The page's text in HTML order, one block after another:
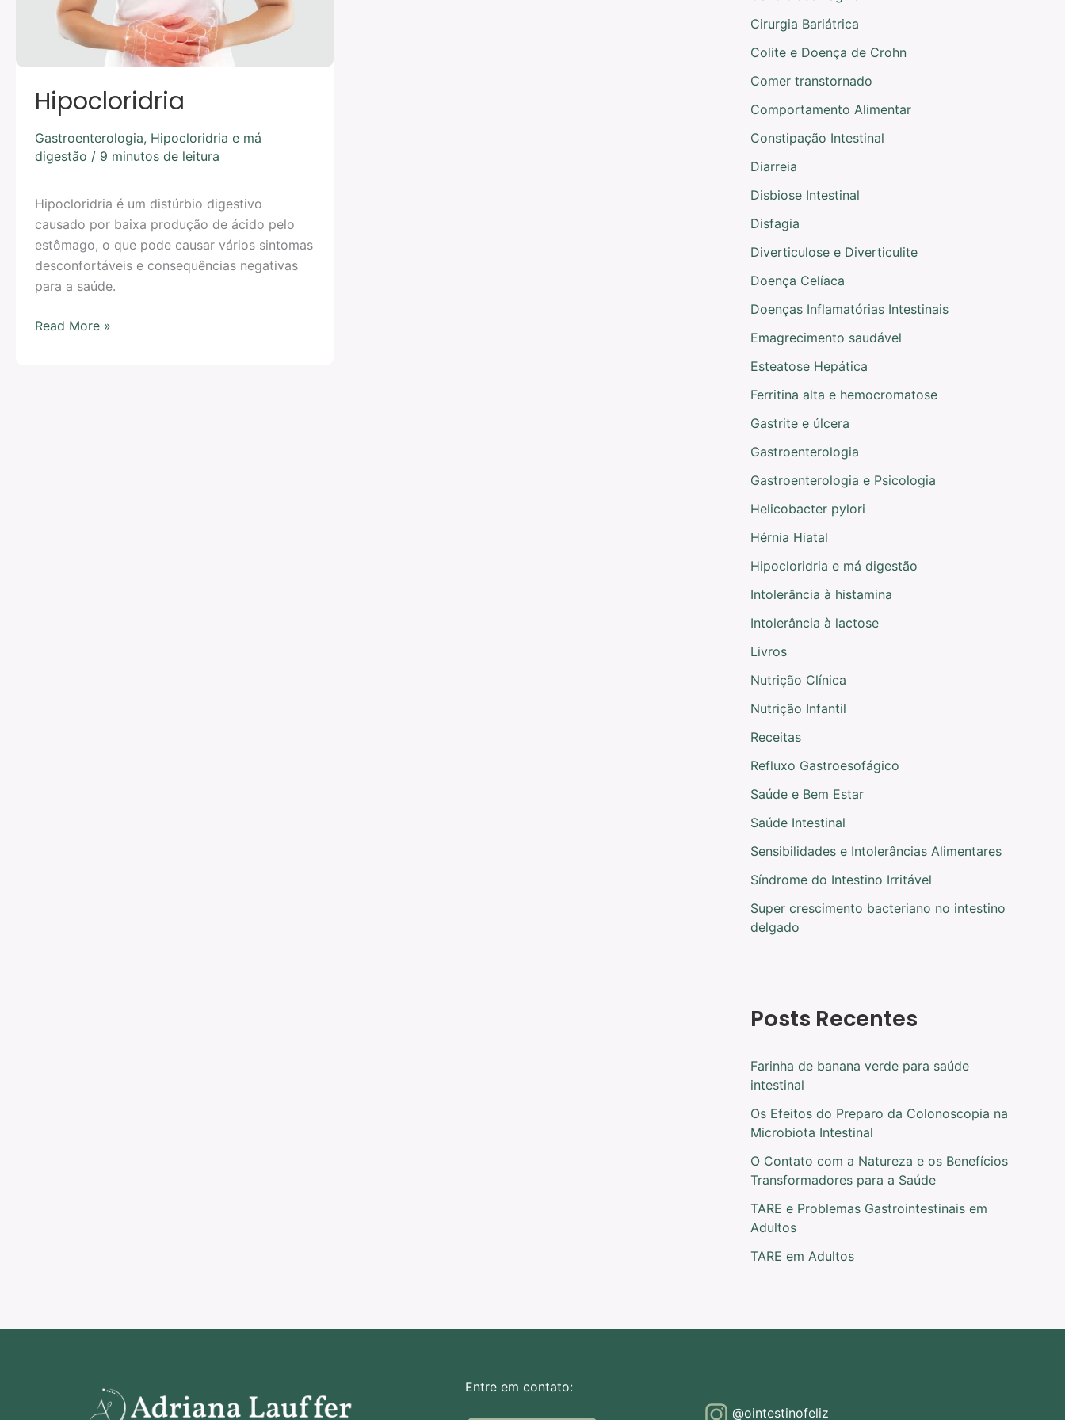
Hipocloridria
Gastroenterologia, Hipocloridria e má
digestão / 9 minutos de leitura
Hipocloridria é um distúrbio digestivo
causado por baixa produção de ácido pelo
estômago, o que pode causar vários sintomas
desconfortáveis e consequências negativas
para a saúde.
Read More »
Cirurgia Bariátrica
Colite e Doença de Crohn
Comer transtornado
Comportamento Alimentar
Constipação Intestinal
Diarreia
Disbiose Intestinal
Disfagia
Diverticulose e Diverticulite
Doença Celíaca
Doenças Inflamatórias Intestinais
Emagrecimento saudável
Esteatose Hepática
Ferritina alta e hemocromatose
Gastrite e úlcera
Gastroenterologia
Gastroenterologia e Psicologia
Helicobacter pylori
Hérnia Hiatal
Hipocloridria e má digestão
Intolerância à histamina
Intolerância à lactose
Livros
Nutrição Clínica
Nutrição Infantil
Receitas
Refluxo Gastroesofágico
Saúde e Bem Estar
Saúde Intestinal
Sensibilidades e Intolerâncias Alimentares
Síndrome do Intestino Irritável
Super crescimento bacteriano no intestino
delgado
Posts Recentes
Farinha de banana verde para saúde
intestinal
Os Efeitos do Preparo da Colonoscopia na
Microbiota Intestinal
O Contato com a Natureza e os Benefícios
Transformadores para a Saúde
TARE e Problemas Gastrointestinais em
Adultos
TARE em Adultos
Entre em contato:
@ointestinofeliz